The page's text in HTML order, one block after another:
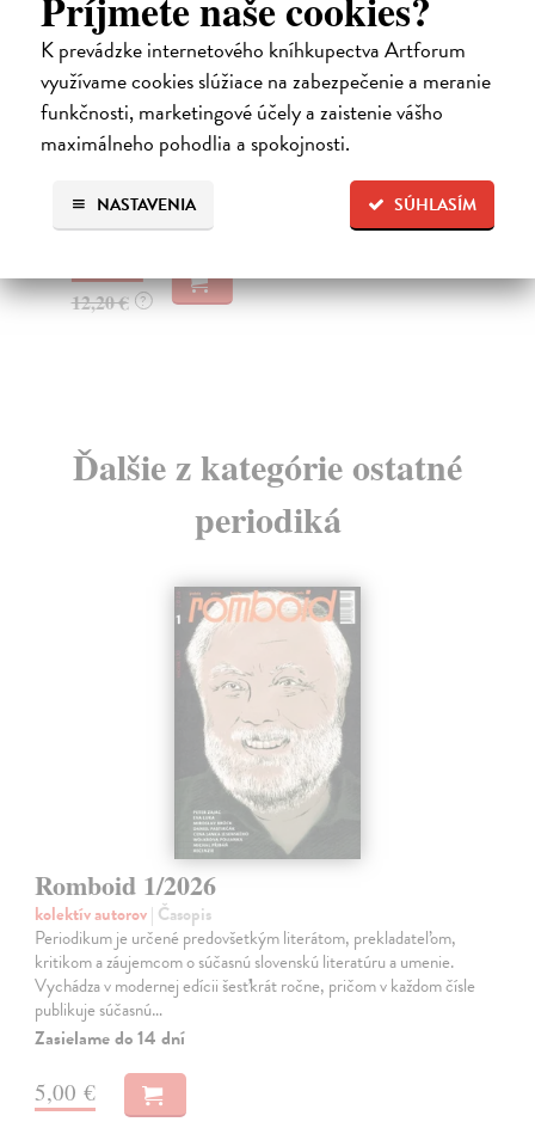
K prevádzke internetového kníhkupectva Artforum
využívame cookies slúžiace na zabezpečenie a meranie
funkčnosti, marketingové účely a zaistenie vášho
maximálneho pohodlia a spokojnosti.
SÚHLASÍM
NASTAVENIA
Moderní dějiny 26/2018
kolektív autorov| Kniha
První časopis Moderní dějiny v roce 2018 otevírá
studie Pavel Kladiwa The Transformation and Social ...
Zasielame do 12 dní
12,20 € ?
Ďalšie z kategórie ostatné
periodiká
Romboid 1/2026
kolektív autorov| Časopis
Periodikum je určené predovšetkým literátom, prekladateľom,
kritikom a záujemcom o súčasnú slovenskú literatúru a umenie.
Vychádza v modernej edícii šesťkrát ročne, pričom v každom čísle
publikuje súčasnú…
Zasielame do 14 dní
5,00 €